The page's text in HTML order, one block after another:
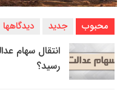
محبوب جدید دیدگاهها
رسید؟